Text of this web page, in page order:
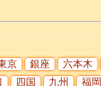
京 銀座 六本木
四国 九州 福岡